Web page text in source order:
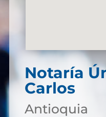
Notaría
Carlos
Antioquia